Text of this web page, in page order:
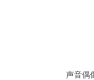
声音偶